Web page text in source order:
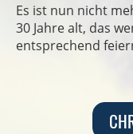
Es ist nun nicht
30 Jahre alt, das
entsprechend